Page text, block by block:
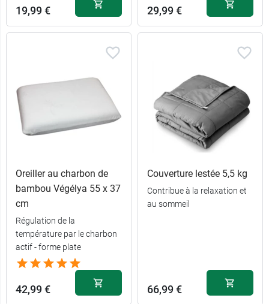
19,99 € 29,99 €
Oreiller au charbon de
bambou Végélya 55 x 37
cm
Régulation de la
température par le charbon
actif - forme plate
42,99 €
Couverture lestée 5,5 kg
Contribue à la relaxation et
au sommeil
66,99 €